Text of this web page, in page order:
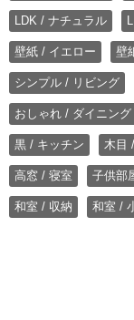
LDK / ナチュラル
壁紙 / イエロー 壁
シンプル / リビング
おしゃれ / ダイニング
黒 / キッチン 木目
高窓 / 寝室 子供部
和室 / 収納 和室 /